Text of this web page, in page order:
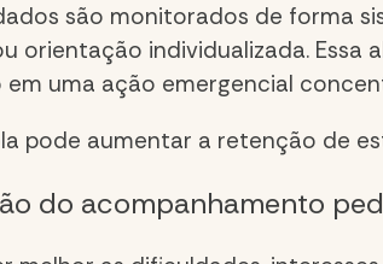
são monitorados de forma
orientação individualizada. Essa
uma ação emergencial
pode aumentar a retenção de
do acompanhamento